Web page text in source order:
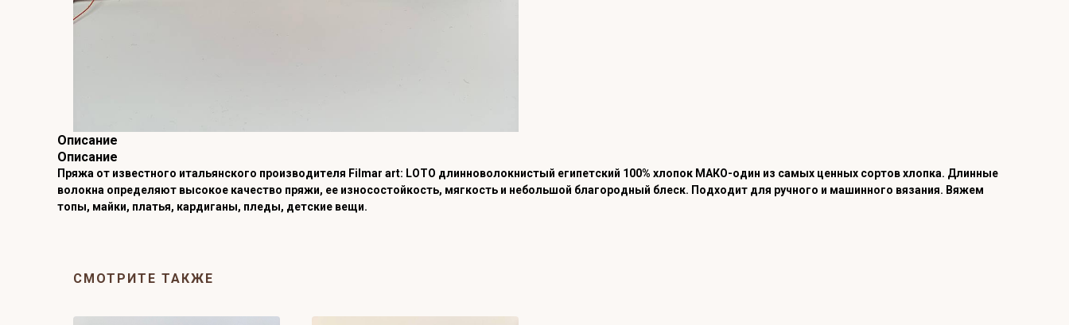
Описание
Описание
Пряжа от известного итальянского производителя Filmar art: LOTO длинноволокнистый египетский 100% хлопок МАКО-один из самых ценных сортов хлопка. Длинные
волокна определяют высокое качество пряжи, ее износостойкость, мягкость и небольшой благородный блеск. Подходит для ручного и машинного вязания. Вяжем
топы, майки, платья, кардиганы, пледы, детские вещи.
СМОТРИТЕ ТАКЖЕ